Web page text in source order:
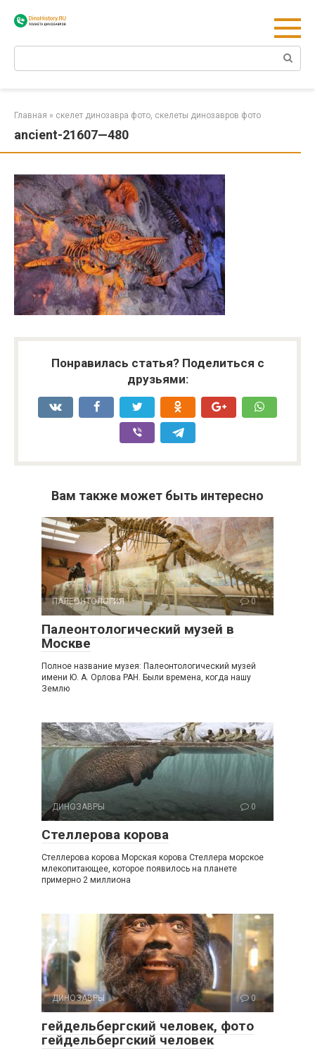
Главная » скелет динозавра фото, скелеты динозавров фото
ancient-21607—480
Понравилась статья? Поделиться с
друзьями:
Вам также может быть интересно
ПАЛЕОНТОЛОГИЯ 0
Палеонтологический музей в
Москве
Полное название музея: Палеонтологический музей
имени Ю. А. Орлова РАН. Были времена, когда нашу
Землю
ДИНОЗАВРЫ 0
Стеллерова корова
Стеллерова корова Морская корова Стеллера морское
млекопитающее, которое появилось на планете
примерно 2 миллиона
ДИНОЗАВРЫ 0
гейдельбергский человек, фото
гейдельбергский человек